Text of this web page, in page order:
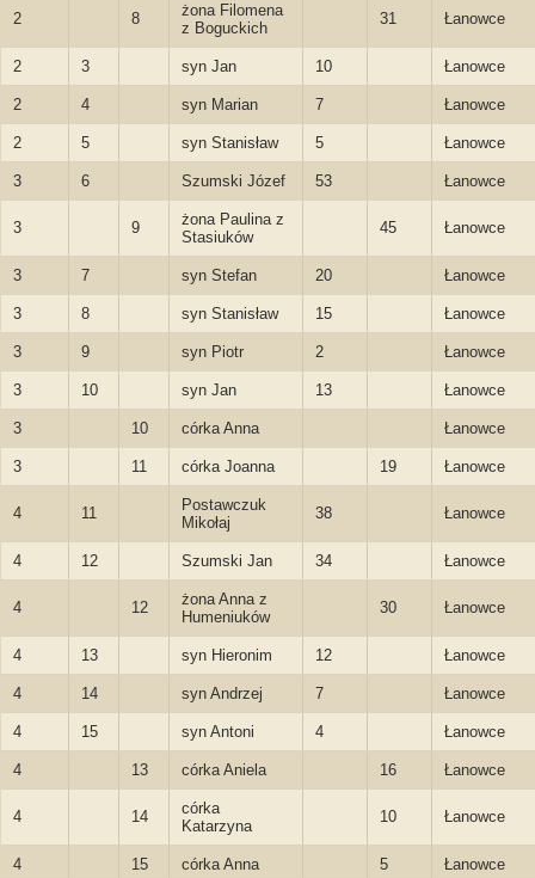
2 8
żona Filomena
z Boguckich
31 Łanowce
2 3 syn Jan 10 Łanowce
2 4 syn Marian 7 Łanowce
2 5 syn Stanisław 5 Łanowce
3 6 Szumski Józef 53 Łanowce
3 9
żona Paulina z
Stasiuków
45 Łanowce
3 7 syn Stefan 20 Łanowce
3 8 syn Stanisław 15 Łanowce
3 9 syn Piotr 2 Łanowce
3 10 syn Jan 13 Łanowce
3 10 córka Anna Łanowce
3 11 córka Joanna 19 Łanowce
4 11
Postawczuk
Mikołaj
38 Łanowce
4 12 Szumski Jan 34 Łanowce
4 12
żona Anna z
Humeniuków
30 Łanowce
4 13 syn Hieronim 12 Łanowce
4 14 syn Andrzej 7 Łanowce
4 15 syn Antoni 4 Łanowce
4 13 córka Aniela 16 Łanowce
4 14
córka
Katarzyna
10 Łanowce
4 15 córka Anna 5 Łanowce